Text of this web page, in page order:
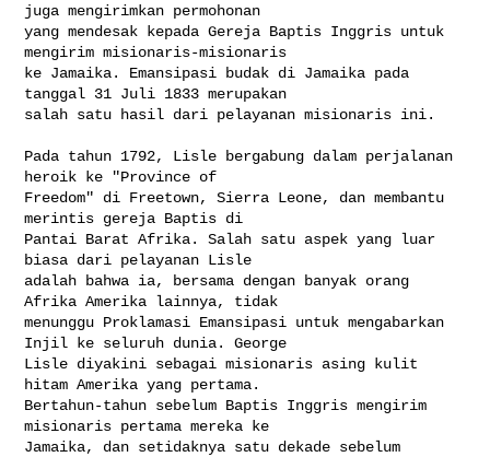
juga mengirimkan permohonan
yang mendesak kepada Gereja Baptis Inggris untuk
mengirim misionaris-misionaris
ke Jamaika. Emansipasi budak di Jamaika pada
tanggal 31 Juli 1833 merupakan
salah satu hasil dari pelayanan misionaris ini.
Pada tahun 1792, Lisle bergabung dalam perjalanan
heroik ke "Province of
Freedom" di Freetown, Sierra Leone, dan membantu
merintis gereja Baptis di
Pantai Barat Afrika. Salah satu aspek yang luar
biasa dari pelayanan Lisle
adalah bahwa ia, bersama dengan banyak orang
Afrika Amerika lainnya, tidak
menunggu Proklamasi Emansipasi untuk mengabarkan
Injil ke seluruh dunia. George
Lisle diyakini sebagai misionaris asing kulit
hitam Amerika yang pertama.
Bertahun-tahun sebelum Baptis Inggris mengirim
misionaris pertama mereka ke
Jamaika, dan setidaknya satu dekade sebelum